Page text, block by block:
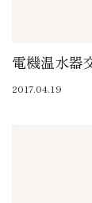
電機温水器
2017.04.19